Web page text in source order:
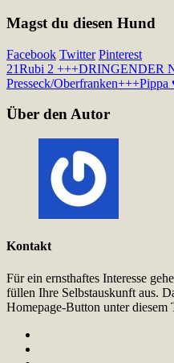
Magst du diesen Hund
Facebook Twitter Pinterest
21Rubi 2 +++DRINGENDER
Presseck/Oberfranken+++Pippa
Über den Autor
Kontakt
Für ein ernsthaftes Interesse
füllen Ihre Selbstauskunft aus.
Homepage-Button unter diesem